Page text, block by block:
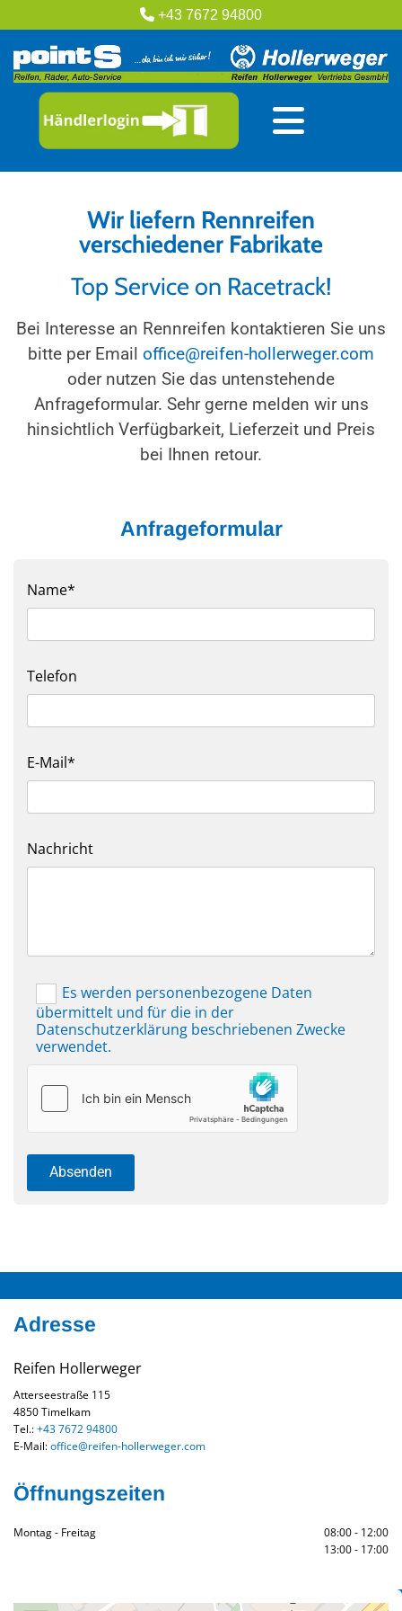
 +43 7672 94800
Wir liefern Rennreifen
verschiedener Fabrikate
Top Service on Racetrack!
Bei Interesse an Rennreifen kontaktieren Sie uns
bitte per Email office@reifen-hollerweger.com
oder nutzen Sie das untenstehende
Anfrageformular. Sehr gerne melden wir uns
hinsichtlich Verfügbarkeit, Lieferzeit und Preis
bei Ihnen retour.
Anfrageformular
Name*
Telefon
E-Mail*
Nachricht
Es werden personenbezogene Daten
übermittelt und für die in der
Datenschutzerklärung beschriebenen Zwecke
verwendet.
Adresse
Reifen Hollerweger
Atterseestraße 115
4850 Timelkam
Tel.:+43 7672 94800
E-Mail:office@reifen-hollerweger.com
Öffnungszeiten
Montag - Freitag
08:00 - 12:00
13:00 - 17:00